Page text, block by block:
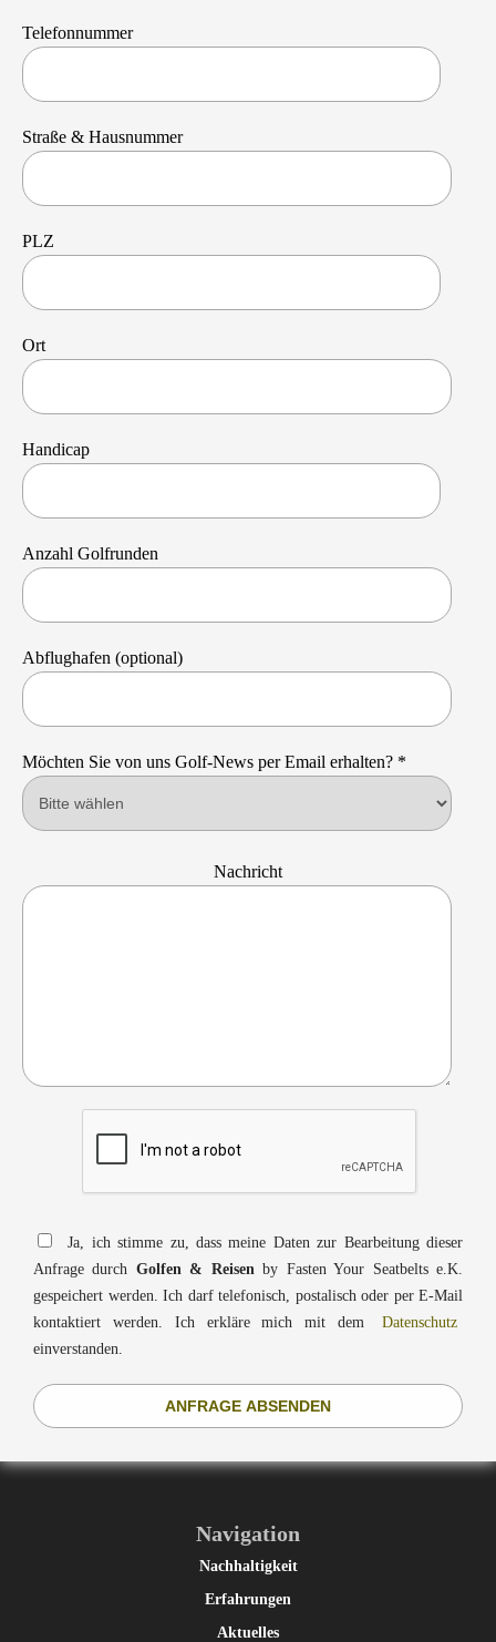
Telefonnummer
Straße & Hausnummer
PLZ
Ort
Handicap
Anzahl Golfrunden
Abflughafen (optional)
Möchten Sie von uns Golf-News per Email erhalten? *
Nachricht
Ja, ich stimme zu, dass meine Daten zur Bearbeitung dieser
Anfrage durch Golfen & Reisen by Fasten Your Seatbelts e.K.
gespeichert werden. Ich darf telefonisch, postalisch oder per E-Mail
kontaktiert werden. Ich erkläre mich mit dem
Datenschutz
einverstanden.
ANFRAGE ABSENDEN
Navigation
Nachhaltigkeit
Erfahrungen
Aktuelles